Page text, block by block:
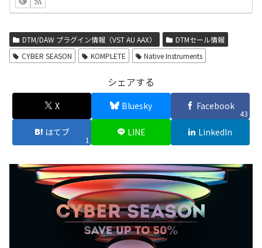
DTM/DAW プラグイン情報（VST AU AAX）
DTMセール情報
CYBER SEASON
KOMPLETE Native Instruments
シェアする
X Bluesky Facebook
43
はてブ
1
LINE LinkedIn